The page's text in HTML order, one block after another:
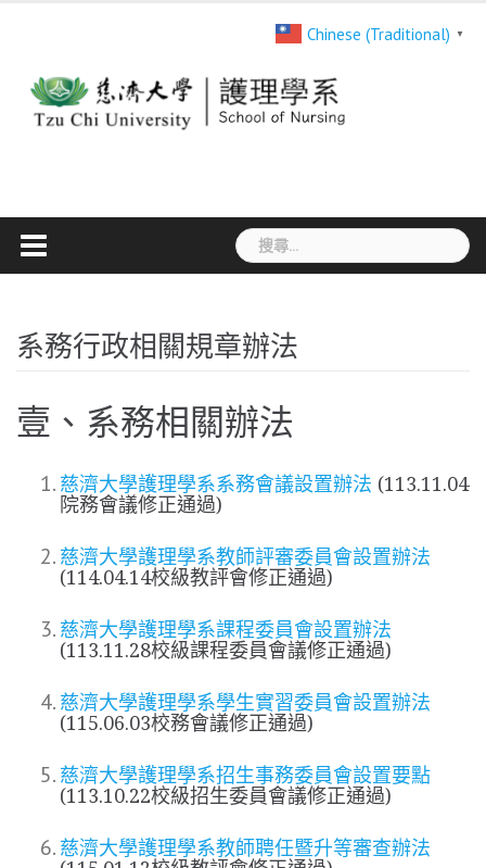
content
搜
尋
鍵
字:
系務行政相關規章辦法
壹、系務相關辦法
慈濟大學護理學系系務會議設置辦法 (113.11.04
院務會議修正通過)
慈濟大學護理學系教師評審委員會設置辦法
(114.04.14校級教評會修正通過)
慈濟大學護理學系課程委員會設置辦法
(113.11.28校級課程委員會議修正通過)
慈濟大學護理學系學生實習委員會設置辦法
(115.06.03校務會議修正通過)
慈濟大學護理學系招生事務委員會設置要點
(113.10.22校級招生委員會議修正通過)
慈濟大學護理學系教師聘任暨升等審查辦法
Chinese (Traditional) ▼